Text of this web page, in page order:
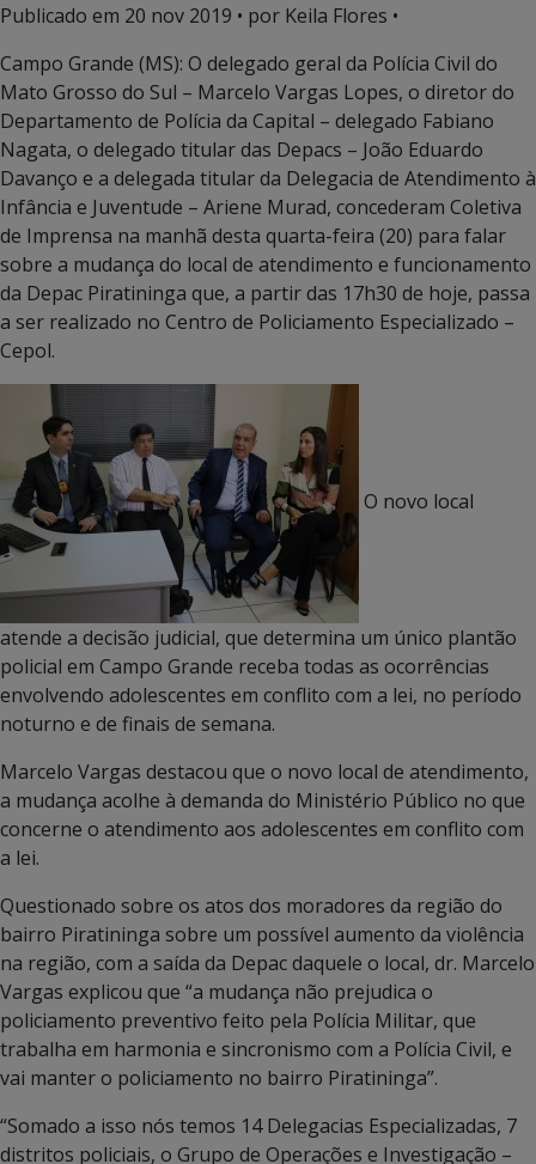
Publicado em 20 nov 2019 • por Keila Flores •
Campo Grande (MS): O delegado geral da Polícia Civil do
Mato Grosso do Sul – Marcelo Vargas Lopes, o diretor do
Departamento de Polícia da Capital – delegado Fabiano
Nagata, o delegado titular das Depacs – João Eduardo
Davanço e a delegada titular da Delegacia de Atendimento à
Infância e Juventude – Ariene Murad, concederam Coletiva
de Imprensa na manhã desta quarta-feira (20) para falar
sobre a mudança do local de atendimento e funcionamento
da Depac Piratininga que, a partir das 17h30 de hoje, passa
a ser realizado no Centro de Policiamento Especializado –
Cepol.
O novo local
atende a decisão judicial, que determina um único plantão
policial em Campo Grande receba todas as ocorrências
envolvendo adolescentes em conflito com a lei, no período
noturno e de finais de semana.
Marcelo Vargas destacou que o novo local de atendimento,
a mudança acolhe à demanda do Ministério Público no que
concerne o atendimento aos adolescentes em conflito com
a lei.
Questionado sobre os atos dos moradores da região do
bairro Piratininga sobre um possível aumento da violência
na região, com a saída da Depac daquele o local, dr. Marcelo
Vargas explicou que “a mudança não prejudica o
policiamento preventivo feito pela Polícia Militar, que
trabalha em harmonia e sincronismo com a Polícia Civil, e
vai manter o policiamento no bairro Piratininga”.
“Somado a isso nós temos 14 Delegacias Especializadas, 7
distritos policiais, o Grupo de Operações e Investigação –